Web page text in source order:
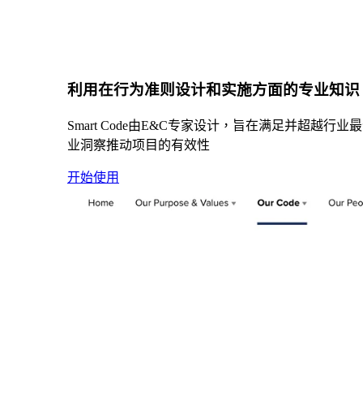
利用在行为准则设计和实施方面的专业知识
Smart Code由E&C专家设计，旨在满足并超越行
业洞察推动项目的有效性
开始使用